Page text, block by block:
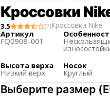
Кроссовки
3.5 (2)Кроссовки Nike
Артикул
FQ0908-001
Высота верха
Низкий верх
Носок
Круглый
Выберите размер (